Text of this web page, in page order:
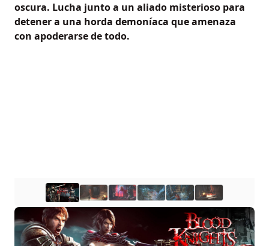
oscura. Lucha junto a un aliado misterioso para
detener a una horda demoníaca que amenaza
con apoderarse de todo.